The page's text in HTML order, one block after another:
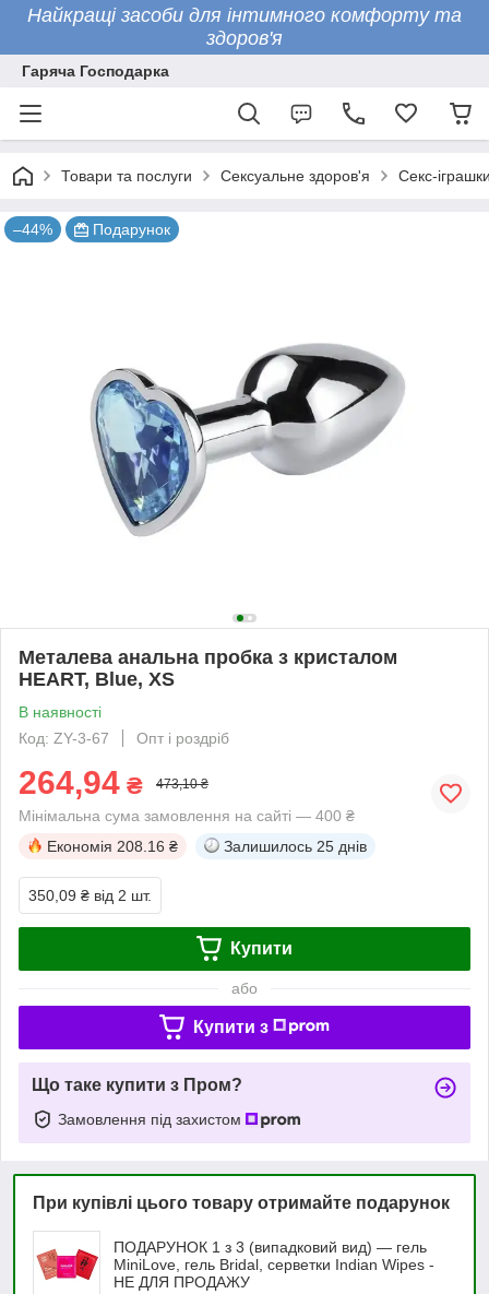
Найкращі засоби для інтимного комфорту та
здоров'я
Гаряча Господарка
Товари та послуги Сексуальне здоров'я Секс-
–44% Подарунок
Металева анальна пробка з кристалом
HEART, Blue, XS
В наявності
Код: ZY-3-67
Опт і роздріб
264,94 ₴ 473,10 ₴
Мінімальна сума замовлення на сайті — 400 ₴
Економія 208.16 ₴ Залишилось 25 днів
350,09 ₴ від 2 шт.
Купити
або
Купити з
Що таке купити з Пром?
Замовлення під захистом
При купівлі цього товару отримайте подарунок
ПОДАРУНОК 1 з 3 (випадковий вид) — гель
MiniLove, гель Bridal, серветки Indian Wipes -
НЕ ДЛЯ ПРОДАЖУ